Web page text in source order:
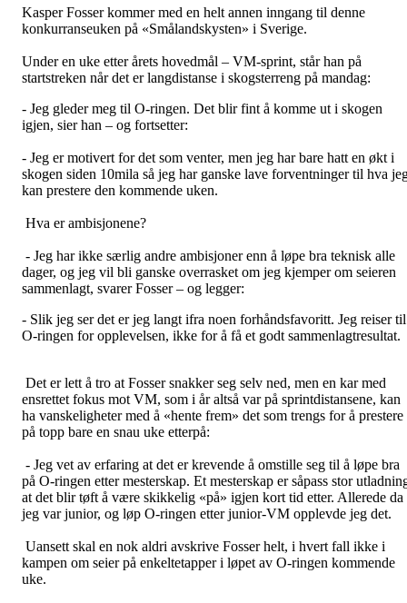
Kasper Fosser kommer med en helt annen inngang til denne
konkurranseuken på «Smålandskysten» i Sverige.
Under en uke etter årets hovedmål – VM-sprint, står han på
startstreken når det er langdistanse i skogsterreng på mandag:
- Jeg gleder meg til O-ringen. Det blir fint å komme ut i skogen
igjen, sier han – og fortsetter:
- Jeg er motivert for det som venter, men jeg har bare hatt en økt i
skogen siden 10mila så jeg har ganske lave forventninger til hva
kan prestere den kommende uken.
Hva er ambisjonene?
- Jeg har ikke særlig andre ambisjoner enn å løpe bra teknisk alle
dager, og jeg vil bli ganske overrasket om jeg kjemper om seieren
sammenlagt, svarer Fosser – og legger:
- Slik jeg ser det er jeg langt ifra noen forhåndsfavoritt. Jeg reiser til
O-ringen for opplevelsen, ikke for å få et godt sammenlagtresultat.
Det er lett å tro at Fosser snakker seg selv ned, men en kar med
ensrettet fokus mot VM, som i år altså var på sprintdistansene, kan
ha vanskeligheter med å «hente frem» det som trengs for å prestere
på topp bare en snau uke etterpå:
- Jeg vet av erfaring at det er krevende å omstille seg til å løpe bra
på O-ringen etter mesterskap. Et mesterskap er såpass stor
at det blir tøft å være skikkelig «på» igjen kort tid etter. Allerede da
jeg var junior, og løp O-ringen etter junior-VM opplevde jeg det.
Uansett skal en nok aldri avskrive Fosser helt, i hvert fall ikke i
kampen om seier på enkeltetapper i løpet av O-ringen kommende
uke.